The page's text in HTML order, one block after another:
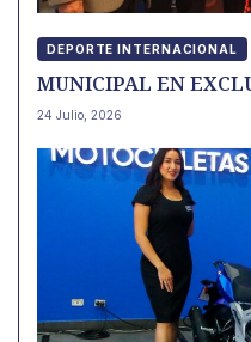
DEPORTE INTERNACIONAL
MUNICIPAL EN
24 Julio, 2026